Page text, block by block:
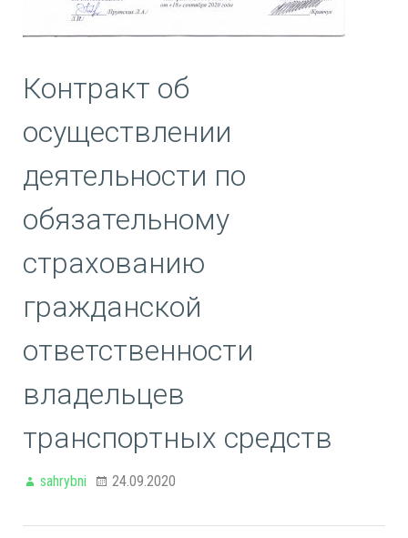
Контракт об
осуществлении
деятельности по
обязательному
страхованию
гражданской
ответственности
владельцев
транспортных средств
sahrybni 24.09.2020